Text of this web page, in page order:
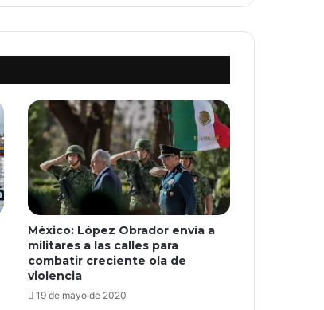
México: López Obrador envía a
militares a las calles para
combatir creciente ola de
violencia
19 de mayo de 2020